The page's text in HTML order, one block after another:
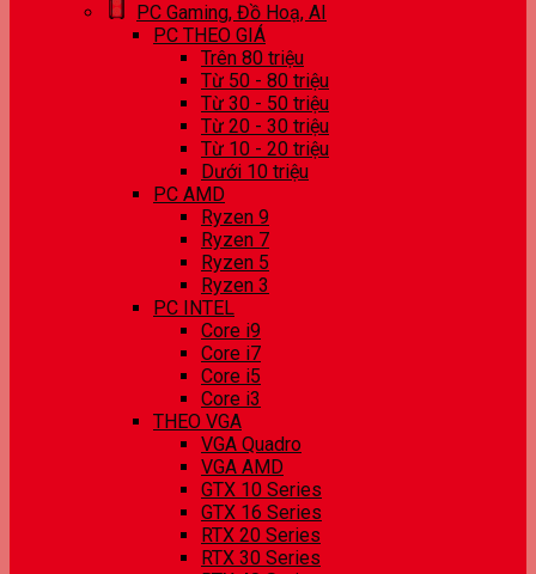
PC Gaming, Đồ Hoạ, AI
PC THEO GIÁ
Trên 80 triệu
Từ 50 - 80 triệu
Từ 30 - 50 triệu
Từ 20 - 30 triệu
Từ 10 - 20 triệu
Dưới 10 triệu
PC AMD
Ryzen 9
Ryzen 7
Ryzen 5
Ryzen 3
PC INTEL
Core i9
Core i7
Core i5
Core i3
THEO VGA
VGA Quadro
VGA AMD
GTX 10 Series
GTX 16 Series
RTX 20 Series
RTX 30 Series